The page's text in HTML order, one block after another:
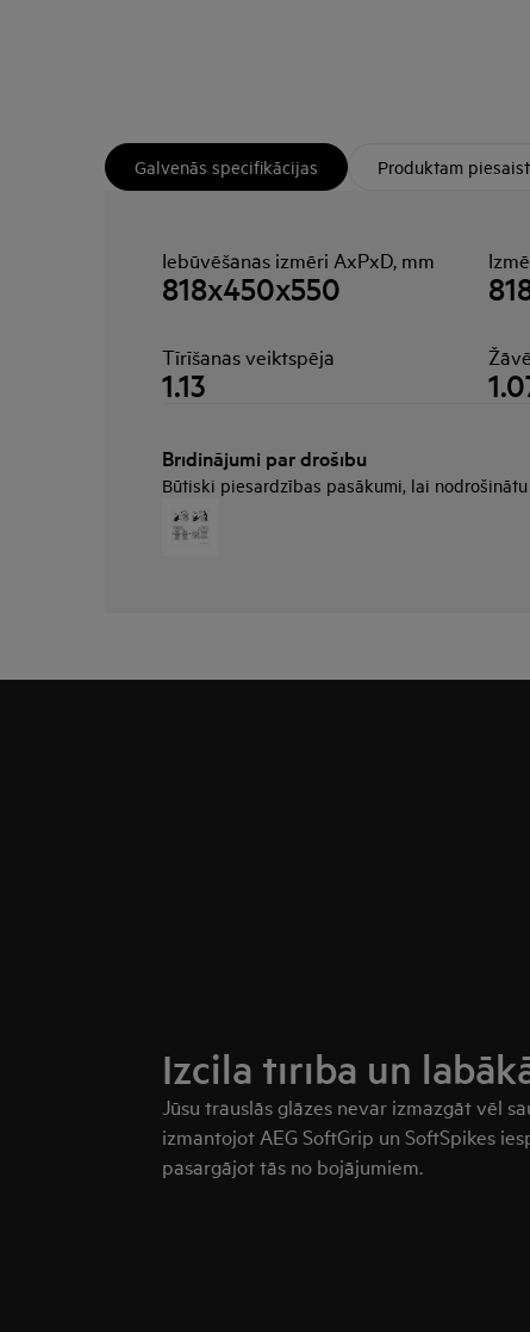
Galvenās specifikācijas Produktam
Iebūvēšanas izmēri AxPxD, mm
818x450x550
Tīrīšanas veiktspēja
1.13
Brīdinājumi par drošību
Būtiski piesardzības pasākumi, lai
Izcila tīrība un
Jūsu trauslās glāzes nevar izmazgāt vēl
izmantojot AEG SoftGrip un SoftSpikes
pasargājot tās no bojājumiem.